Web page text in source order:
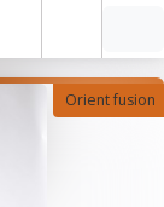
Orient fusion